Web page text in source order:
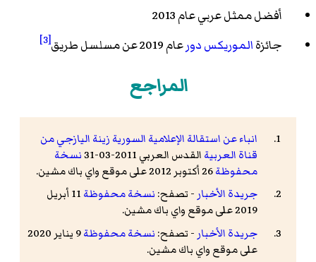
أفضل ممثل عربي عام 2013
جائزةالموريكس دورعام 2019 عن مسلسل طريق [3]
المراجع
انباء عن استقالة الإعلامية السورية زينة اليازجي من
قناة العربية القدس العربي 2011-03-31
نسخة
محفوظة
جريدة الأخبار - تصفح: نسخة محفوظة
11 أبريل
2019 على موقع واي باك مشين.
جريدة الأخبار - تصفح: نسخة محفوظة
9 يناير 2020
على موقع واي باك مشين.